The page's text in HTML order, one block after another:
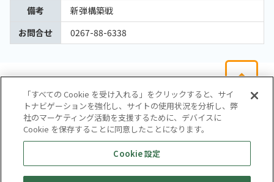
備考
新弾構築戦
お問合せ
0267-88-6338
会社概要
サイトマップ
お問い合わせ
個人情報保護方針
株式会社テイツー
「すべての Cookie を受け入れる」をクリックすると、サイ
トナビゲーションを強化し、サイトの使用状況を分析し、弊
社のマーケティング活動を支援するために、デバイスに
Cookie を保存することに同意したことになります。
Cookie 設定